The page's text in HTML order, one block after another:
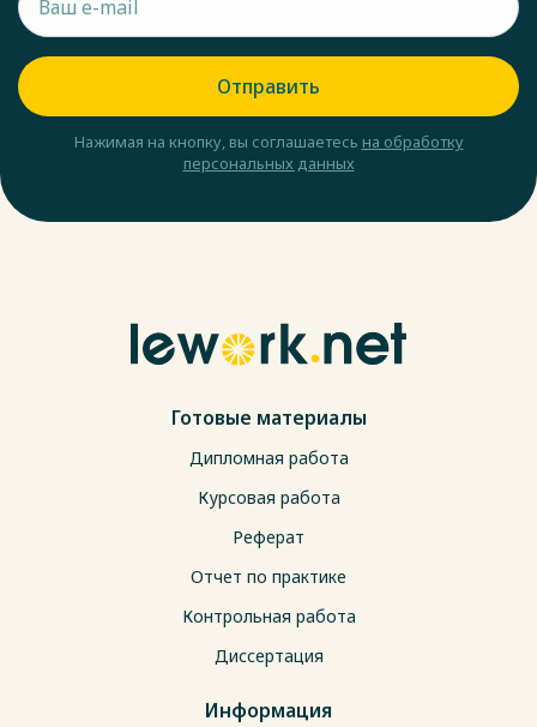
Отправить
Нажимая на кнопку, вы соглашаетесь на обработку
персональных данных
Готовые материалы
Дипломная работа
Курсовая работа
Реферат
Отчет по практике
Контрольная работа
Диссертация
Информация